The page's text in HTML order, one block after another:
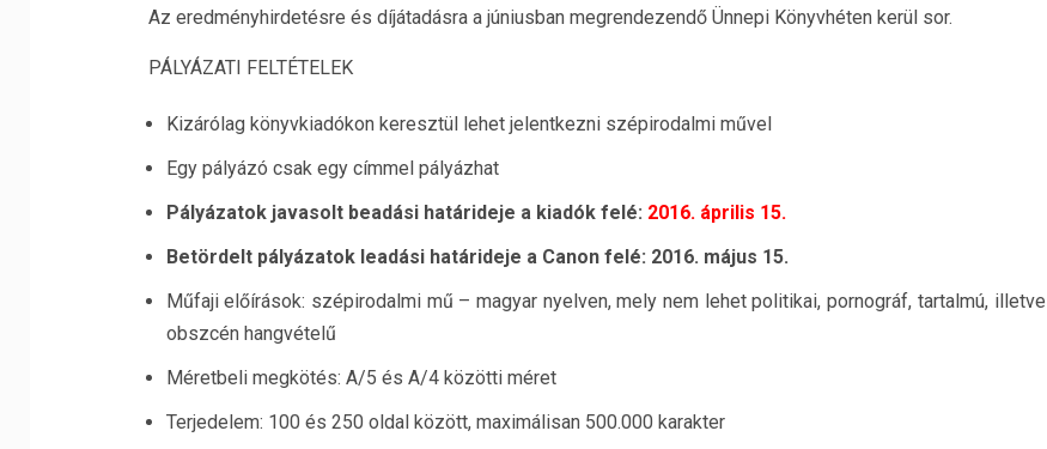
Az eredményhirdetésre és díjátadásra a júniusban megrendezendő Ünnepi Könyvhéten kerül sor.
PÁLYÁZATI FELTÉTELEK
Kizárólag könyvkiadókon keresztül lehet jelentkezni szépirodalmi művel
Egy pályázó csak egy címmel pályázhat
Pályázatok javasolt beadási határideje a kiadók felé: 2016. április 15.
Betördelt pályázatok leadási határideje a Canon felé: 2016. május 15.
Műfaji előírások: szépirodalmi mű – magyar nyelven, mely nem lehet politikai, pornográf, tartalmú, illetve
obszcén hangvételű
Méretbeli megkötés: A/5 és A/4 közötti méret
Terjedelem: 100 és 250 oldal között, maximálisan 500.000 karakter